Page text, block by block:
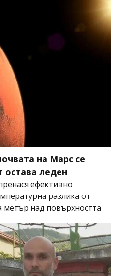
на Марс се
остава леден
ефективно
разлика от
метър над повърхността